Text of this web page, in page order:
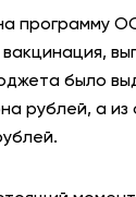
программу
было
рублей, а из